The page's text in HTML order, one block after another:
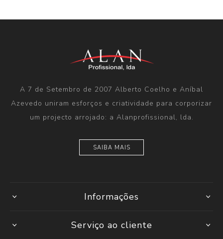
A 7 de Setembro de 2007 Alberto Coelho e Aníbal
Azevedo uniram esforços e criatividade para corporizar
um projecto arrojado: a Alanprofissional, lda.
SAIBA MAIS
Informações
Serviço ao cliente